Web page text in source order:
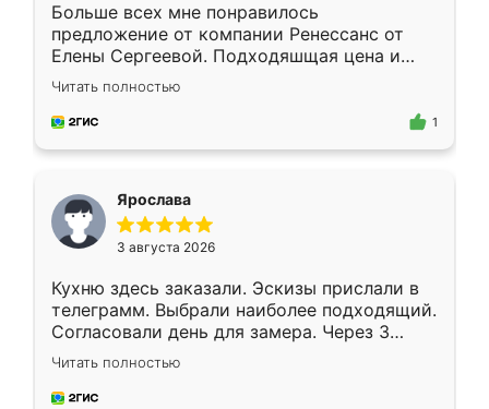
Больше всех мне понравилось
предложение от компании Ренессанс от
Елены Сергеевой. Подходяшщая цена и
короткие сроки изготовления. Приехавший
для замера сотрудник Владислав
предложил по моему эскизу самый
Читать полностью
1
Ярослава
3 августа 2026
Кухню здесь заказали. Эскизы прислали в
телеграмм. Выбрали наиболее подходящий.
Согласовали день для замера. Через 3
недели кухня была уже готова. Остались
довольны работой. Спасибо Ренессанс
мебель за качественную работу!
Читать полностью